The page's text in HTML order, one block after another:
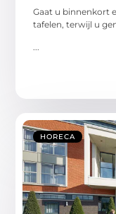
Gaat u binnenkort
tafelen, terwijl u
...
HORECA